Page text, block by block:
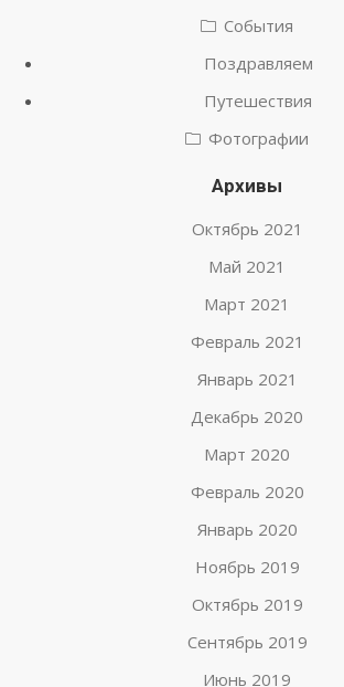
События
Поздравляем
Путешествия
Фотографии
Архивы
Октябрь 2021
Май 2021
Март 2021
Февраль 2021
Январь 2021
Декабрь 2020
Март 2020
Февраль 2020
Январь 2020
Ноябрь 2019
Октябрь 2019
Сентябрь 2019
Июнь 2019